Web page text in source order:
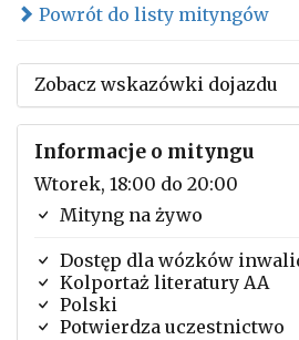
Powrót do listy mityngów
Zobacz wskazówki dojazdu
Informacje o mityngu
Wtorek, 18:00 do 20:00
Mityng na żywo
Dostęp dla wózków
Kolportaż literatury AA
Polski
Potwierdza uczestnictwo